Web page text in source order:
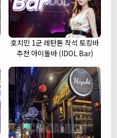
호치민 1군 레탄톤 착석 토킹바
추천 아이돌바 (IDOL Bar)